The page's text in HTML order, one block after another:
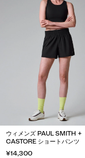
ウィメンズ PAUL SMITH +
CASTORE ショートパンツ
¥14,300